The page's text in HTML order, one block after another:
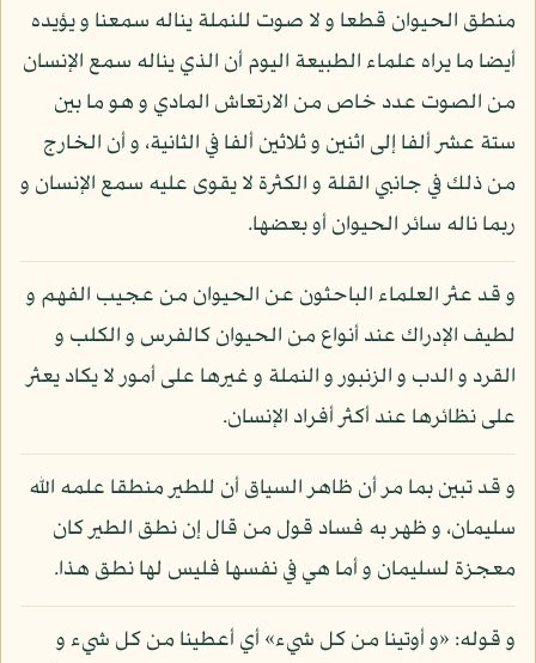
منطق الحيوان قطعا و لا صوت للنملة يناله سمعنا و يؤيده
أيضا ما يراه علماء الطبيعة اليوم أن الذي يناله سمع الإنسان
من الصوت عدد خاص من الارتعاش المادي و هو ما بين
ستة عشر ألفا إلى اثنين و ثلاثين ألفا في الثانية، و أن الخارج
من ذلك في جانبي القلة و الكثرة لا يقوى عليه سمع الإنسان و
ربما ناله سائر الحيوان أو بعضها.
و قد عثر العلماء الباحثون عن الحيوان من عجيب الفهم و
لطيف الإدراك عند أنواع من الحيوان كالفرس و الكلب و
القرد و الدب و الزنبور و النملة و غيرها على أمور لا يكاد يعثر
على نظائرها عند أكثر أفراد الإنسان.
و قد تبين بما مر أن ظاهر السياق أن للطير منطقا علمه الله
سليمان، و ظهر به فساد قول من قال إن نطق الطير كان
معجزة لسليمان و أما هي في نفسها فليس لها نطق هذا.
و قوله: «و أوتينا من كل شيء» أي أعطينا من كل شيء و